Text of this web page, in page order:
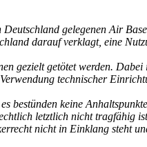
gelegenen Air
darauf verklagt, eine
gezielt getötet werden.
technischer
bestünden keine
letztlich nicht tragfähig
nicht in Einklang steht